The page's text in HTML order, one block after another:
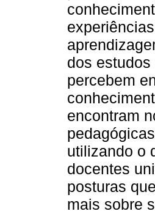
dos
percebem
encontram
utilizando o
docentes
posturas
mais sobre